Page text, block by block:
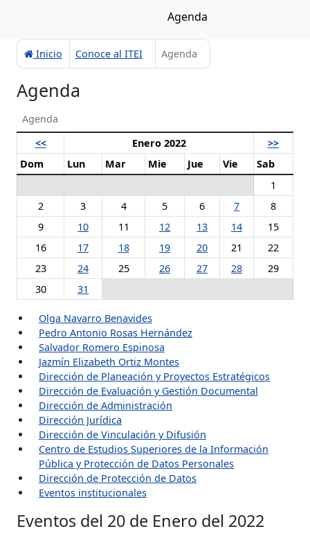
Agenda
Inicio Conoce al ITEI Agenda
Agenda
Agenda
<<
Enero 2022
>>
Dom
Lun Mar Mie Jue Vie
Sab
1
2
3 4 5 6 7
8
9
10 11 12 13 14
15
16
17 18 19 20 21
22
23
24 25 26 27 28
29
30
31
Olga Navarro Benavides
Pedro Antonio Rosas Hernández
Salvador Romero Espinosa
Jazmín Elizabeth Ortiz Montes
Dirección de Planeación y Proyectos Estratégicos
Dirección de Evaluación y Gestión Documental
Dirección de Administración
Dirección Jurídica
Dirección de Vinculación y Difusión
Centro de Estudios Superiores de la Información
Pública y Protección de Datos Personales
Dirección de Protección de Datos
Eventos institucionales
Eventos del 20 de Enero del 2022